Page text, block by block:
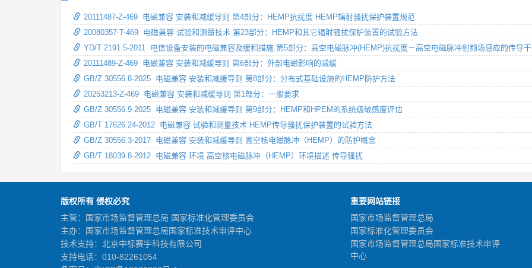
20111487-Z-469 电磁兼容 安装和减缓导则 第4部分：HEMP抗扰度 HEMP辐射骚扰保护装置规范
20080357-T-469 电磁兼容 试验和测量技术 第23部分：HEMP和其它辐射骚扰保护装置的试验方法
YD/T 2191.5-2011 电信设备安装的电磁兼容及缓和措施 第5部分：高空电磁脉冲(HEMP)抗扰度－高空电磁脉冲射频场感应的传导
20111489-Z-469 电磁兼容 安装和减缓导则 第6部分：外部电磁影响的减缓
GB/Z 30556.8-2025 电磁兼容 安装和减缓导则 第8部分：分布式基础设施的HEMP防护方法
20253213-Z-469 电磁兼容 安装和减缓导则 第1部分：一般要求
GB/Z 30556.9-2025 电磁兼容 安装和减缓导则 第9部分：HEMP和HPEM的系统级敏感度评估
GB/T 17626.24-2012 电磁兼容 试验和测量技术 HEMP传导骚扰保护装置的试验方法
GB/Z 30556.3-2017 电磁兼容 安装和减缓导则 高空核电磁脉冲（HEMP）的防护概念
GB/T 18039.8-2012 电磁兼容 环境 高空核电磁脉冲（HEMP）环境描述 传导骚扰
版权所有 侵权必究
主管：国家市场监督管理总局 国家标准化管理委员会
主办：国家市场监督管理总局国家标准技术审评中心
技术支持：北京中标赛宇科技有限公司
支持电话：010-82261054
重要网站链接
国家市场监督管理总局
国家标准化管理委员会
国家市场监督管理总局国家标准技术审评
中心